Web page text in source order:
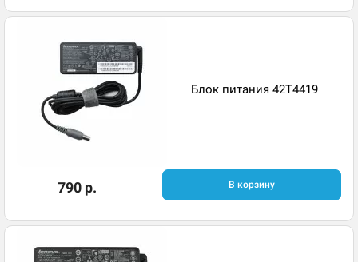
Блок питания 42T4419
790 р. В корзину